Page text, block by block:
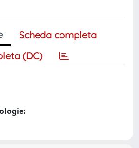
Scheda completa
(DC)